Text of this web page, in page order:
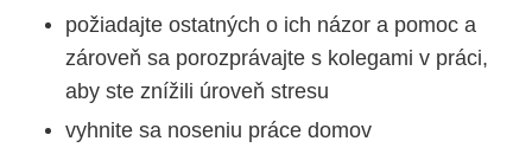
požiadajte ostatných o ich názor a pomoc a
zároveň sa porozprávajte s kolegami v práci,
aby ste znížili úroveň stresu
vyhnite sa noseniu práce domov